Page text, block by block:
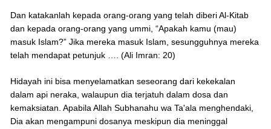
Dan katakanlah kepada orang-orang yang telah diberi Al-Kitab
dan kepada orang-orang yang ummi, “Apakah kamu (mau)
masuk Islam?” Jika mereka masuk Islam, sesungguhnya mereka
telah mendapat petunjuk …. (Ali Imran: 20)
Hidayah ini bisa menyelamatkan seseorang dari kekekalan
dalam api neraka, walaupun dia terjatuh dalam dosa dan
kemaksiatan. Apabila Allah Subhanahu wa Ta'ala menghendaki,
Dia akan mengampuni dosanya meskipun dia meninggal